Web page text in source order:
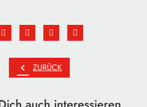
chevron_left ZURÜCK